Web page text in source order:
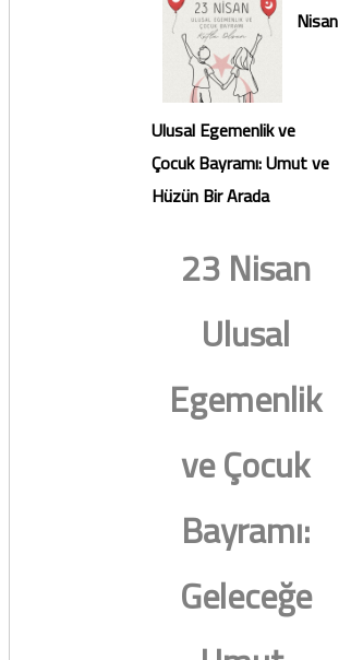
Nisan
Ulusal Egemenlik ve
Çocuk Bayramı: Umut ve
Hüzün Bir Arada
23 Nisan
Ulusal
Egemenlik
ve Çocuk
Bayramı:
Geleceğe